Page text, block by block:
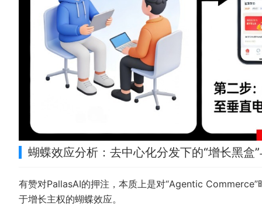
蝴蝶效应分析：去中心化分发下的“增长黑盒
有赞对PallasAI的押注，本质上是对“Agentic
于增长主权的蝴蝶效应。